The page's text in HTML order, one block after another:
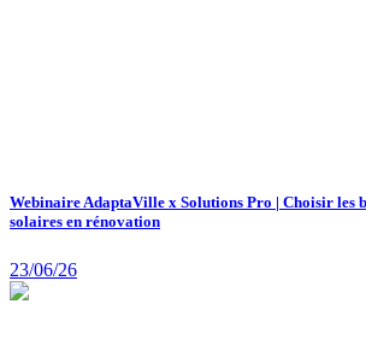
Webinaire AdaptaVille x Solutions Pro | Choisir les
solaires en rénovation
23/06/26